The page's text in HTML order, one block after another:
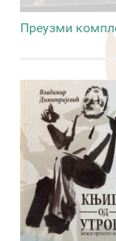
Преузми